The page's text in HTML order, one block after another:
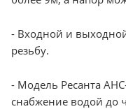
- Входной и
резьбу.
- Модель Ресанта
снабжение водой до